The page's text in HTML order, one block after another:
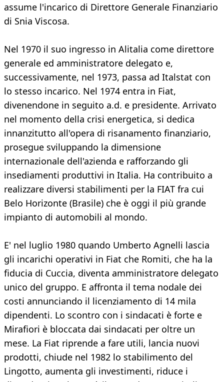
assume l'incarico di Direttore Generale Finanziario
di Snia Viscosa.
Nel 1970 il suo ingresso in Alitalia come direttore
generale ed amministratore delegato e,
successivamente, nel 1973, passa ad Italstat con
lo stesso incarico. Nel 1974 entra in Fiat,
divenendone in seguito a.d. e presidente. Arrivato
nel momento della crisi energetica, si dedica
innanzitutto all'opera di risanamento finanziario,
prosegue sviluppando la dimensione
internazionale dell'azienda e rafforzando gli
insediamenti produttivi in Italia. Ha contribuito a
realizzare diversi stabilimenti per la FIAT fra cui
Belo Horizonte (Brasile) che è oggi il più grande
impianto di automobili al mondo.
E' nel luglio 1980 quando Umberto Agnelli lascia
gli incarichi operativi in Fiat che Romiti, che ha la
fiducia di Cuccia, diventa amministratore delegato
unico del gruppo. E affronta il tema nodale dei
costi annunciando il licenziamento di 14 mila
dipendenti. Lo scontro con i sindacati è forte e
Mirafiori è bloccata dai sindacati per oltre un
mese. La Fiat riprende a fare utili, lancia nuovi
prodotti, chiude nel 1982 lo stabilimento del
Lingotto, aumenta gli investimenti, riduce i